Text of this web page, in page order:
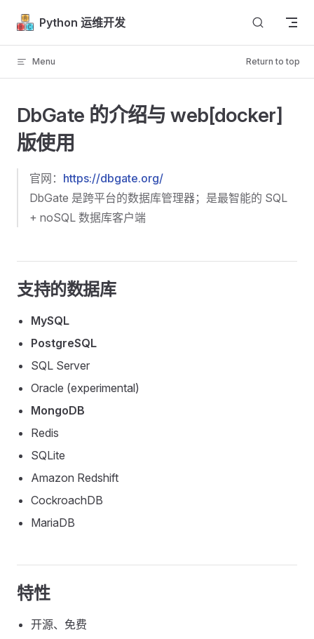
Skip to content
Python 运维开发
Menu Return to top
DbGate 的介绍与 web[docker]
版使用
官网： https://dbgate.org/
DbGate 是跨平台的数据库管理器；是最智能的 SQL
+ noSQL 数据库客户端
支持的数据库
MySQL
PostgreSQL
SQL Server
Oracle (experimental)
MongoDB
Redis
SQLite
Amazon Redshift
CockroachDB
MariaDB
特性
开源、免费